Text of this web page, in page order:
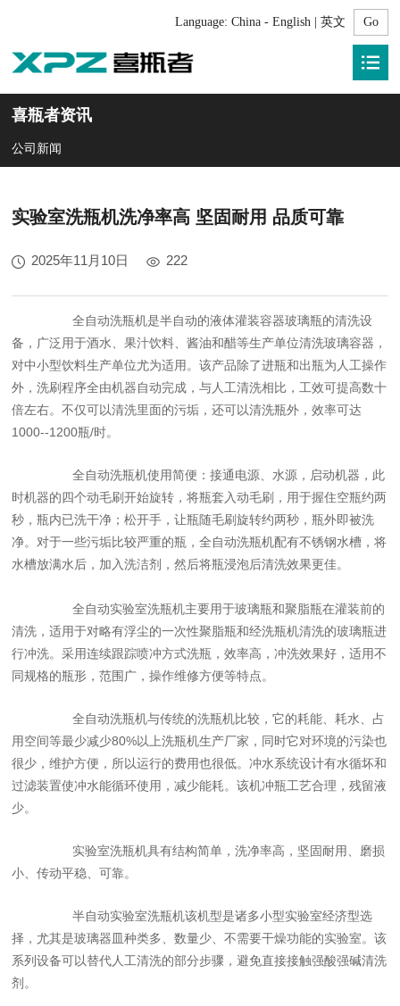
Language: China - English | 英文
喜瓶者资讯
公司新闻
实验室洗瓶机洗净率高 坚固耐用 品质可靠
2025年11月10日 222
全自动洗瓶机是半自动的液体灌装容器玻璃瓶的清洗设
备，广泛用于酒水、果汁饮料、酱油和醋等生产单位清洗玻璃容器，
对中小型饮料生产单位尤为适用。该产品除了进瓶和出瓶为人工操作
外，洗刷程序全由机器自动完成，与人工清洗相比，工效可提高数十
倍左右。不仅可以清洗里面的污垢，还可以清洗瓶外，效率可达
1000--1200瓶/时。
全自动洗瓶机使用简便：接通电源、水源，启动机器，此
时机器的四个动毛刷开始旋转，将瓶套入动毛刷，用于握住空瓶约两
秒，瓶内已洗干净；松开手，让瓶随毛刷旋转约两秒，瓶外即被洗
净。对于一些污垢比较严重的瓶，全自动洗瓶机配有不锈钢水槽，将
水槽放满水后，加入洗洁剂，然后将瓶浸泡后清洗效果更佳。
全自动实验室洗瓶机主要用于玻璃瓶和聚脂瓶在灌装前的
清洗，适用于对略有浮尘的一次性聚脂瓶和经洗瓶机清洗的玻璃瓶进
行冲洗。采用连续跟踪喷冲方式洗瓶，效率高，冲洗效果好，适用不
同规格的瓶形，范围广，操作维修方便等特点。
全自动洗瓶机与传统的洗瓶机比较，它的耗能、耗水、占
用空间等最少减少80%以上洗瓶机生产厂家，同时它对环境的污染也
很少，维护方便，所以运行的费用也很低。冲水系统设计有水循坏和
过滤装置使冲水能循环使用，减少能耗。该机冲瓶工艺合理，残留液
少。
实验室洗瓶机具有结构简单，洗净率高，坚固耐用、磨损
小、传动平稳、可靠。
半自动实验室洗瓶机该机型是诸多小型实验室经济型选
择，尤其是玻璃器皿种类多、数量少、不需要干燥功能的实验室。该
系列设备可以替代人工清洗的部分步骤，避免直接接触强酸强碱清洗
剂。